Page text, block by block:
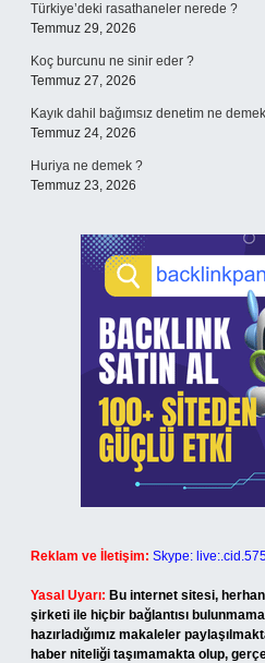
Türkiye’deki rasathaneler nerede ?
Temmuz 29, 2026
Koç burcunu ne sinir eder ?
Temmuz 27, 2026
Kayık dahil bağımsız denetim ne
Temmuz 24, 2026
Huriya ne demek ?
Temmuz 23, 2026
Reklam ve İletişim: Skype:
Yasal Uyarı: Bu internet sitesi,
şirketi ile hiçbir bağlantısı
hazırladığımız makaleler
haber niteliği taşımamakta olup,